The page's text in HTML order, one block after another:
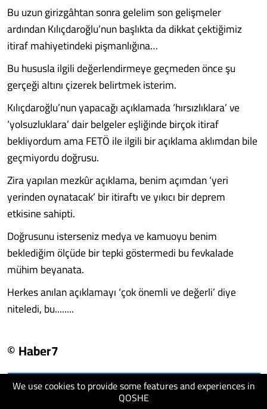
We use cookies to provide some features and experiences in
QOSHE
Bu uzun girizgâhtan sonra gelelim son gelişmeler
ardından Kılıçdaroğlu’nun başlıkta da dikkat çektiğimiz
itiraf mahiyetindeki pişmanlığına…
Bu hususla ilgili değerlendirmeye geçmeden önce şu
gerçeği altını çizerek belirtmek isterim.
Kılıçdaroğlu’nun yapacağı açıklamada ‘hırsızlıklara’ ve
‘yolsuzluklara’ dair belgeler eşliğinde birçok itiraf
bekliyordum ama FETÖ ile ilgili bir açıklama aklımdan bile
geçmiyordu doğrusu.
Zira yapılan mezkûr açıklama, benim açımdan ‘yeri
yerinden oynatacak’ bir itiraftı ve yıkıcı bir deprem
etkisine sahipti.
Doğrusunu isterseniz medya ve kamuoyu benim
beklediğim ölçüde bir tepki göstermedi bu fevkalade
mühim beyanata.
Herkes anılan açıklamayı ‘çok önemli ve değerli’ diye
niteledi, bu........
© Haber7
visit website